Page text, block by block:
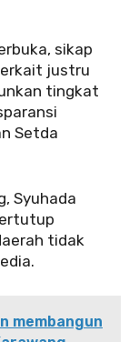
sikap
justru
tingkat
Setda
Syuhada
tidak
membangun